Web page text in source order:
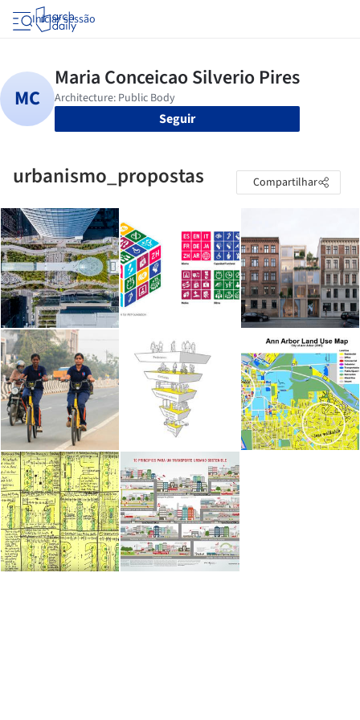
Iniciar sessão
Seguir
urbanismo_propostas Compartilhar